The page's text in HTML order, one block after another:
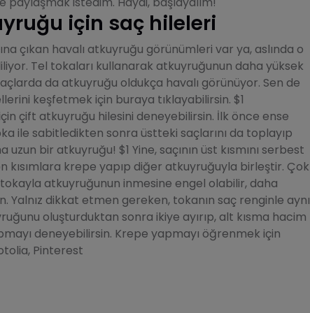
için saç hileleri
çıkan havalı atkuyruğu görünümleri var ya, aslında o
Tel tokaları kullanarak atkuyruğunun daha yüksek
da atkuyruğu oldukça havalı görünüyor. Sen de
keşfetmek için buraya tıklayabilirsin. $1
çift atkuyruğu hilesini deneyebilirsin. İlk önce ense
ile sabitledikten sonra üstteki saçlarını da toplayıp
bir atkuyruğu! $1 Yine, saçının üst kısmını serbest
kısımlara krepe yapıp diğer atkuyruğuyla birleştir. Çok
atkuyruğunun inmesine engel olabilir, daha
Yalnız dikkat etmen gereken, tokanın saç renginle aynı
oluşturduktan sonra ikiye ayırıp, alt kısma hacim
deneyebilirsin. Krepe yapmayı öğrenmek için
Pinterest